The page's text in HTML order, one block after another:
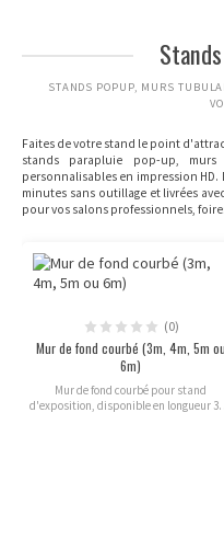
STANDS POPUP, MURS
Faites de votre stand le point
stands parapluie pop-up ,
personnalisables en impression
minutes sans outillage et livrées
pour vos salons professionnels,
(0)
Mur de fond courbé (3m, 4m, 5m ou
6m)
Mur de fond courbé pour stand
d'exposition, disponible en longueur